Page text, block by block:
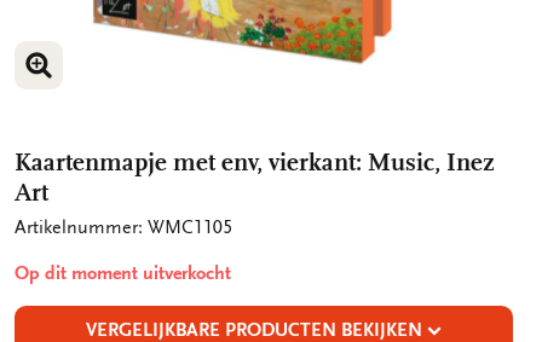
VERGROOT AFBEELDING
VERGROOT AFBEELDING
Kaartenmapje met env, vierkant: Music, Inez
Art
Artikelnummer: WMC1105
Op dit moment uitverkocht
VERGELIJKBARE PRODUCTEN BEKIJKEN